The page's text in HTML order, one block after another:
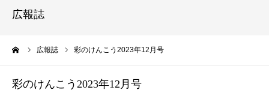
広報誌
広報誌 彩のけんこう2023年12月号
彩のけんこう2023年12月号